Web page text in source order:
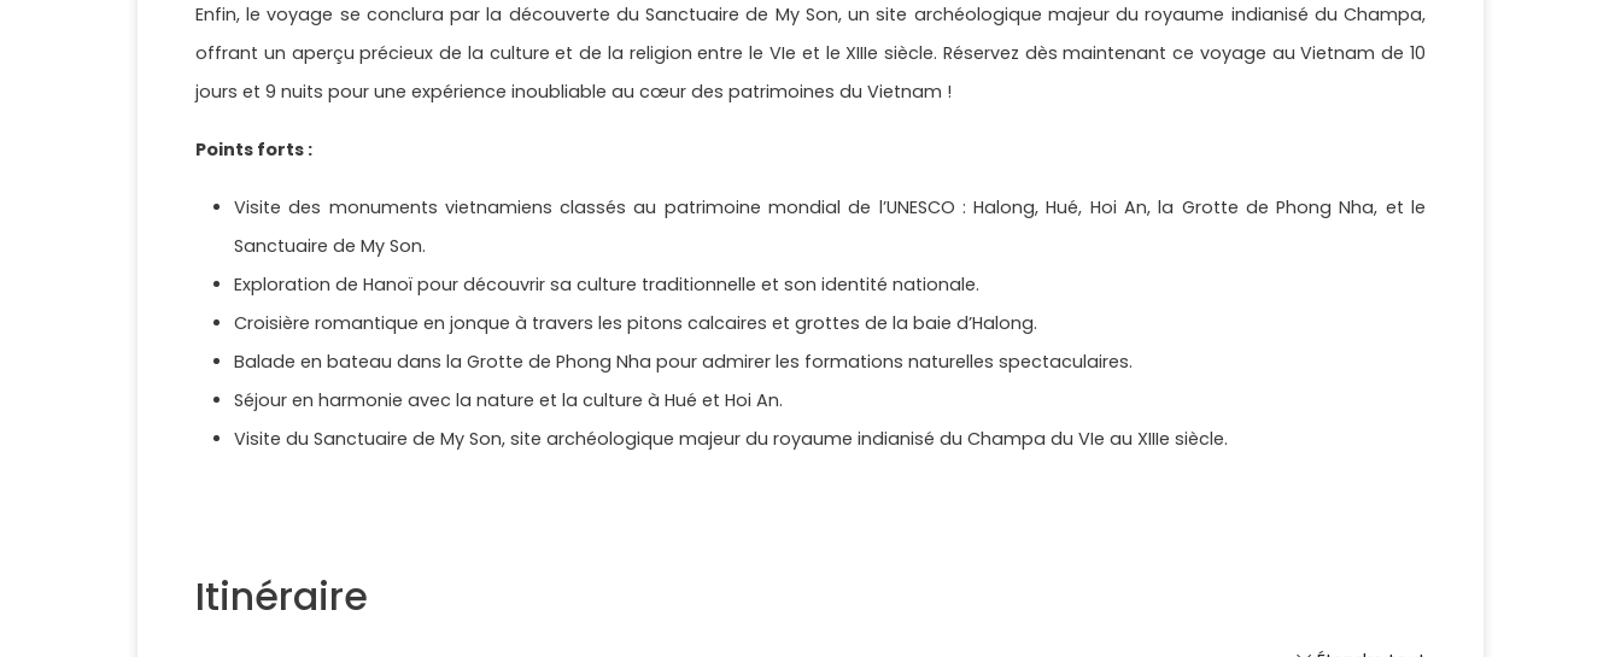
Enfin, le voyage se conclura par la découverte du Sanctuaire de My Son, un site archéologique majeur du royaume indianisé du Champa,
offrant un aperçu précieux de la culture et de la religion entre le VIe et le XIIIe siècle. Réservez dès maintenant ce voyage au Vietnam de 10
jours et 9 nuits pour une expérience inoubliable au cœur des patrimoines du Vietnam !
Points forts :
Visite des monuments vietnamiens classés au patrimoine mondial de l’UNESCO : Halong, Hué, Hoi An, la Grotte de Phong Nha, et le
Sanctuaire de My Son.
Exploration de Hanoï pour découvrir sa culture traditionnelle et son identité nationale.
Croisière romantique en jonque à travers les pitons calcaires et grottes de la baie d’Halong.
Balade en bateau dans la Grotte de Phong Nha pour admirer les formations naturelles spectaculaires.
Séjour en harmonie avec la nature et la culture à Hué et Hoi An.
Visite du Sanctuaire de My Son, site archéologique majeur du royaume indianisé du Champa du VIe au XIIIe siècle.
Itinéraire